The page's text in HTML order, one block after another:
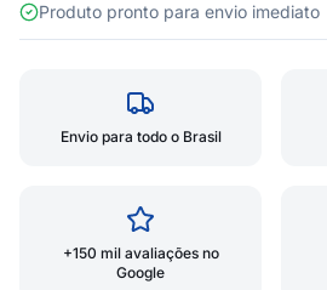
Produto pronto para envio imediato
Envio para todo o Brasil
+150 mil avaliações no
Google